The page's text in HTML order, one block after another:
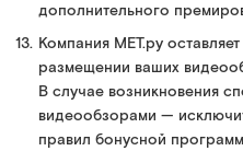
дополнительного
Компания МЕТ.ру
размещении ваших
В случае возникновения
видеообзорами —
правил бонусной